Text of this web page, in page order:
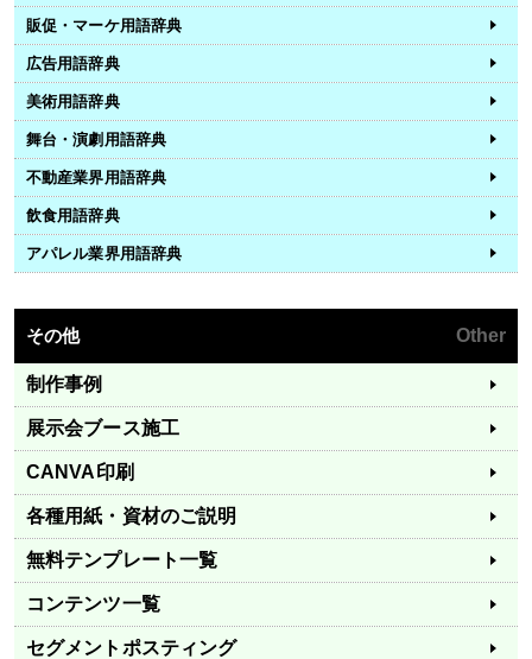
販促・マーケ用語辞典
広告用語辞典
美術用語辞典
舞台・演劇用語辞典
不動産業界用語辞典
飲食用語辞典
アパレル業界用語辞典
その他 Other
制作事例
展示会ブース施工
CANVA印刷
各種用紙・資材のご説明
無料テンプレート一覧
コンテンツ一覧
セグメントポスティング